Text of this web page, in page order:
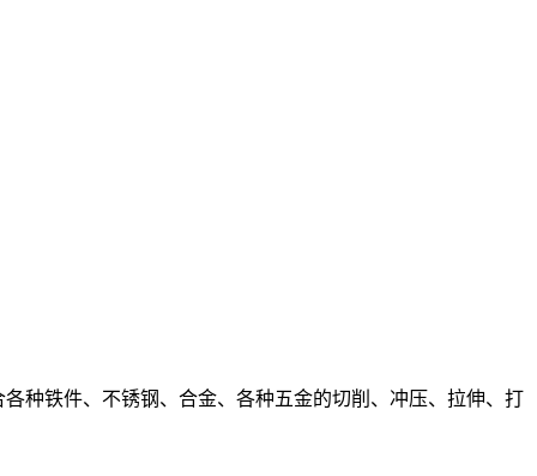
种铁件、不锈钢、合金、各种五金的切削、冲压、拉伸、打